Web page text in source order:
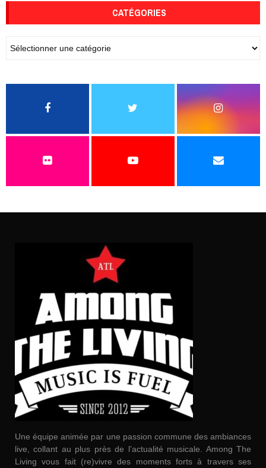
CATÉGORIES
Une équipe animée par une passion commune des ambiances
live, collant au plus près de l’actualité musicale. Among The
Living vous fait (re)vivre des moments forts à travers ses